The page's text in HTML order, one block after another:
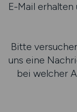
E-Mail
Bitte
uns eine
bei welcher